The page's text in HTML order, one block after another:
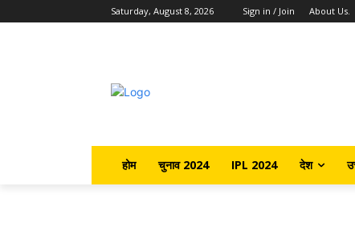
Saturday, August 8, 2026 Sign in / Join About Us.
होम चुनाव 2024 IPL 2024 देश